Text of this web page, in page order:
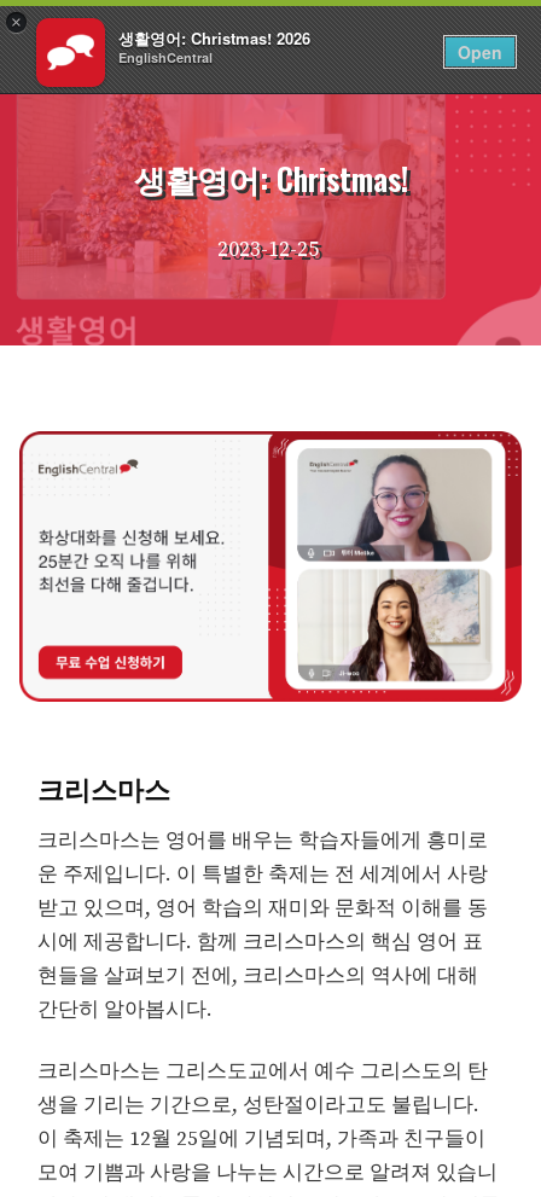
×
생활영어: Christmas! 2026
EnglishCentral Open
로그인 KO
Skip
생활영어: Christmas!
2023-12-25
크리스마스
크리스마스는 영어를 배우는 학습자들에게 흥미로
운 주제입니다. 이 특별한 축제는 전 세계에서 사랑
받고 있으며, 영어 학습의 재미와 문화적 이해를 동
시에 제공합니다. 함께 크리스마스의 핵심 영어 표
현들을 살펴보기 전에, 크리스마스의 역사에 대해
간단히 알아봅시다.
크리스마스는 그리스도교에서 예수 그리스도의 탄
생을 기리는 기간으로, 성탄절이라고도 불립니다.
이 축제는 12월 25일에 기념되며, 가족과 친구들이
모여 기쁨과 사랑을 나누는 시간으로 알려져 있습니